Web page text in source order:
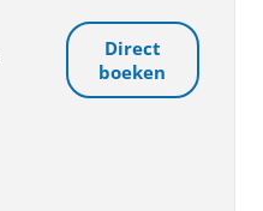
Direct
boeken